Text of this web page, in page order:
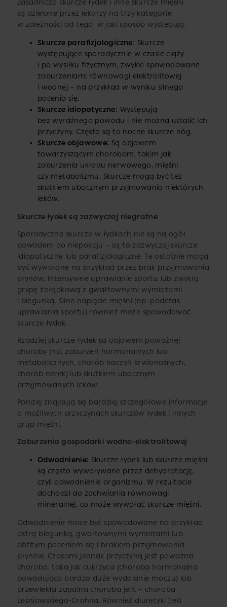
Zasadniczo skurcze łydek i inne skurcze mięśni
są dzielone przez lekarzy na trzy kategorie
w zależności od tego, w jaki sposób występują:
Skurcze parafizjologiczne: Skurcze
występujące sporadycznie w czasie ciąży
i po wysiłku fizycznym, zwykle spowodowane
zaburzeniami równowagi elektrolitowej
i wodnej – na przykład w wyniku silnego
pocenia się.
Skurcze idiopatyczne: Występują
bez wyraźnego powodu i nie można ustalić ich
przyczyny. Często są to nocne skurcze nóg.
Skurcze objawowe: Są objawem
towarzyszącym chorobom, takim jak
zaburzenia układu nerwowego, mięśni
czy metabolizmu. Skurcze mogą być też
skutkiem ubocznym przyjmowania niektórych
leków.
Skurcze łydek są zazwyczaj niegroźne
Sporadyczne skurcze w łydkach nie są na ogół
powodem do niepokoju – są to zazwyczaj skurcze
idiopatyczne lub parafizjologiczne. Te ostatnie mogą
być wywołane na przykład przez brak przyjmowania
płynów, intensywne uprawianie sportu lub zwykłą
grypę żołądkową z gwałtownymi wymiotami
i biegunką. Silne napięcie mięśni (np. podczas
uprawiania sportu) również może spowodować
skurcze łydek.
Rzadziej skurcze łydek są objawem poważnej
choroby (np. zaburzeń hormonalnych lub
metabolicznych, chorób naczyń krwionośnych,
chorób nerek) lub skutkiem ubocznym
przyjmowanych leków.
Poniżej znajdują się bardziej szczegółowe informacje
o możliwych przyczynach skurczów łydek i innych
grup mięśni.
Zaburzenia gospodarki wodno-elektrolitowej
Odwodnienie: Skurcze łydek lub skurcze mięśni
są często wywoływane przez dehydratację,
czyli odwodnienie organizmu. W rezultacie
dochodzi do zachwiania równowagi
mineralnej, co może wywołać skurcze mięśni.
Odwodnienie może być spowodowane na przykład
ostrą biegunką, gwałtownymi wymiotami lub
obfitym poceniem się i brakiem przyjmowania
płynów. Czasami jednak przyczyną jest poważna
choroba, taka jak cukrzyca (choroba hormonalna
powodująca bardzo duże wydalanie moczu) lub
przewlekła zapalna choroba jelit – choroba
Leśniowskiego-Crohna. Również diuretyki (leki